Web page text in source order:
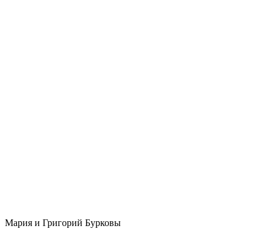
Мария и Григорий Бурковы